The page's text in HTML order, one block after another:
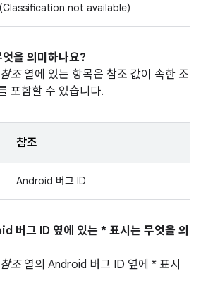
(Classification not available)
을 의미하나요?
참조열에 있는 항목은 참조 값이 속한 조
포함할 수 있습니다.
참조
Android 버그 ID
버그 ID 옆에 있는 * 표시는 무엇을 의
참조열의 Android 버그 ID 옆에 * 표시